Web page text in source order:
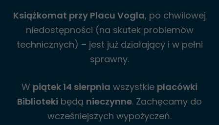
Książkomat przy Placu Vogla, po chwilowej
niedostępności (na skutek problemów
technicznych) – jest już działający i w pełni
sprawny.
W piątek 14 sierpnia wszystkie placówki
Biblioteki będą nieczynne. Zachęcamy do
wcześniejszych wypożyczeń.